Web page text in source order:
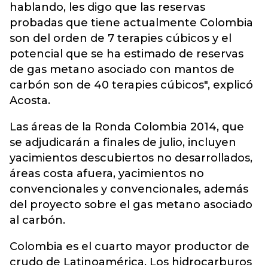
hablando, les digo que las reservas
probadas que tiene actualmente Colombia
son del orden de 7 terapies cúbicos y el
potencial que se ha estimado de reservas
de gas metano asociado con mantos de
carbón son de 40 terapies cúbicos", explicó
Acosta.
Las áreas de la Ronda Colombia 2014, que
se adjudicarán a finales de julio, incluyen
yacimientos descubiertos no desarrollados,
áreas costa afuera, yacimientos no
convencionales y convencionales, además
del proyecto sobre el gas metano asociado
al carbón.
Colombia es el cuarto mayor productor de
crudo de Latinoamérica. Los hidrocarburos